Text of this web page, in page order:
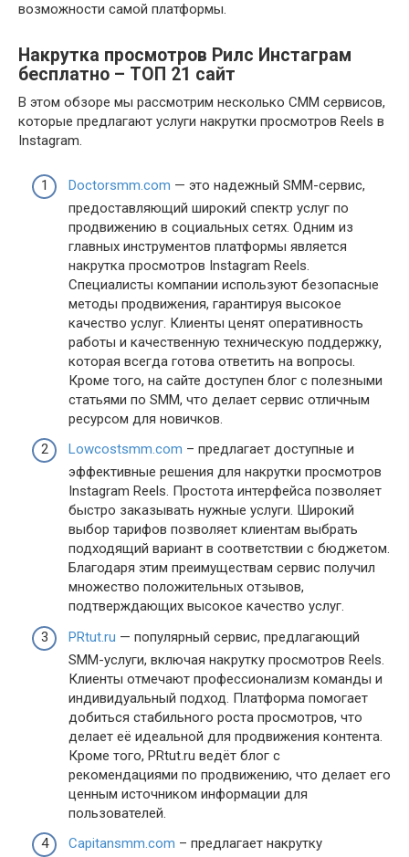
возможности самой платформы.
Накрутка просмотров Рилс Инстаграм
бесплатно – ТОП 21 сайт
В этом обзоре мы рассмотрим несколько СММ сервисов,
которые предлагают услуги накрутки просмотров Reels в
Instagram.
Doctorsmm.com — это надежный SMM-сервис,
предоставляющий широкий спектр услуг по
продвижению в социальных сетях. Одним из
главных инструментов платформы является
накрутка просмотров Instagram Reels.
Специалисты компании используют безопасные
методы продвижения, гарантируя высокое
качество услуг. Клиенты ценят оперативность
работы и качественную техническую поддержку,
которая всегда готова ответить на вопросы.
Кроме того, на сайте доступен блог с полезными
статьями по SMM, что делает сервис отличным
ресурсом для новичков.
Lowcostsmm.com – предлагает доступные и
эффективные решения для накрутки просмотров
Instagram Reels. Простота интерфейса позволяет
быстро заказывать нужные услуги. Широкий
выбор тарифов позволяет клиентам выбрать
подходящий вариант в соответствии с бюджетом.
Благодаря этим преимуществам сервис получил
множество положительных отзывов,
подтверждающих высокое качество услуг.
PRtut.ru — популярный сервис, предлагающий
SMM-услуги, включая накрутку просмотров Reels.
Клиенты отмечают профессионализм команды и
индивидуальный подход. Платформа помогает
добиться стабильного роста просмотров, что
делает её идеальной для продвижения контента.
Кроме того, PRtut.ru ведёт блог с
рекомендациями по продвижению, что делает его
ценным источником информации для
пользователей.
Capitansmm.com – предлагает накрутку